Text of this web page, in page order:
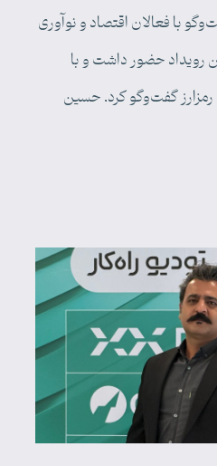
با فعالان اقتصاد و نوآوری
رویداد حضور داشت و با
گفت‌وگو کرد. حسین